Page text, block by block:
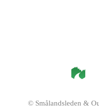
© Smålandsleden &